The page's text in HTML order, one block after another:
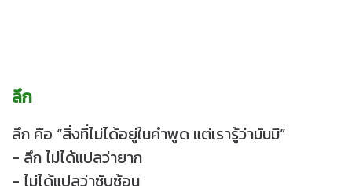
ลึก
ลึก คือ “สิ่งที่ไม่ได้อยู่ในคำพูด แต่เรารู้ว่ามันมี”
- ลึก ไม่ได้แปลว่ายาก
- ไม่ได้แปลว่าซับซ้อน